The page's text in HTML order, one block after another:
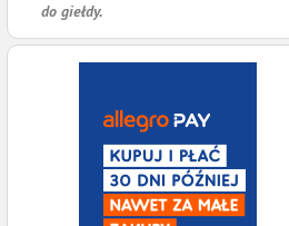
do giełdy.